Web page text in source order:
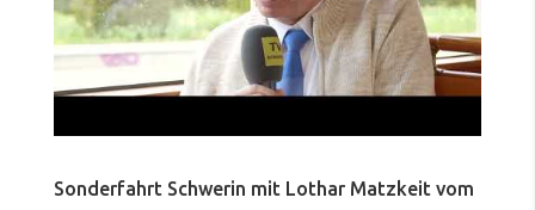
Sonderfahrt Schwerin mit Lothar Matzkeit vom